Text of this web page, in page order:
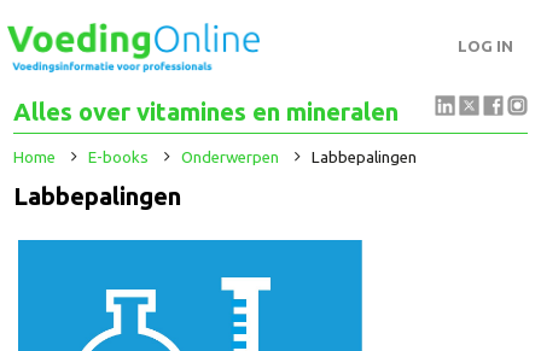
LOG IN
Alles over vitamines en mineralen
Home E-books Onderwerpen Labbepalingen
Labbepalingen